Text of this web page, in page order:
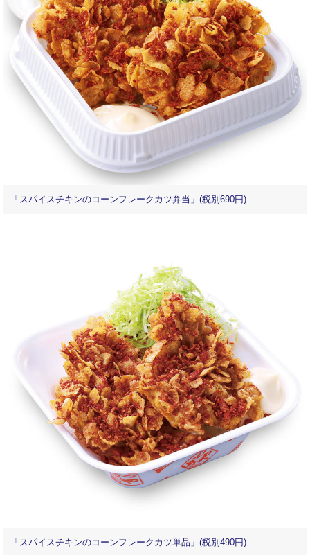
「スパイスチキンのコーンフレークカツ弁当」(税別690円)
「スパイスチキンのコーンフレークカツ単品」(税別490円)